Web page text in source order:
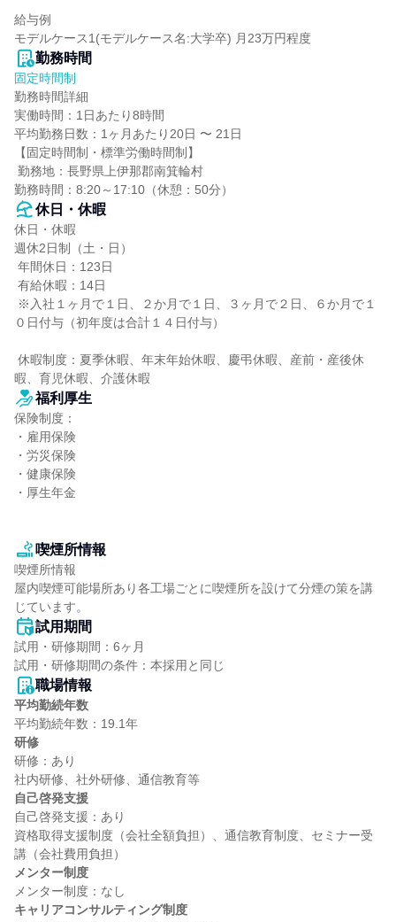
給与例
モデルケース1(モデルケース名:大学卒) 月23万円程度
勤務時間
固定時間制
勤務時間詳細
実働時間：1日あたり8時間
平均勤務日数：1ヶ月あたり20日 〜 21日
【固定時間制・標準労働時間制】
勤務時間：8:20～17:10（休憩：50分）
休日・休暇
休日・休暇
週休2日制（土・日）
０日付与（初年度は合計１４日付与）
暇、育児休暇、介護休暇
福利厚生
保険制度：
・雇用保険
・労災保険
・健康保険
・厚生年金
喫煙所情報
喫煙所情報
屋内喫煙可能場所あり各工場ごとに喫煙所を設けて分煙の策を講
じています。
試用期間
試用・研修期間：6ヶ月
職場情報
平均勤続年数
研修
研修：あり
自己啓発支援
自己啓発支援：あり
資格取得支援制度（会社全額負担）、通信教育制度、セミナー受
メンター制度
キャリアコンサルティング制度